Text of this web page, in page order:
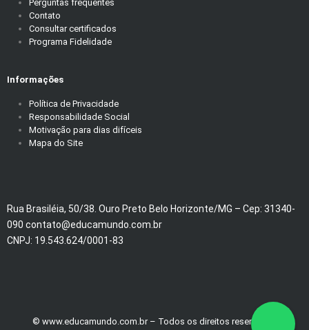
Perguntas frequentes
Contato
Consultar certificados
Programa Fidelidade
Informações
Política de Privacidade
Responsabilidade Social
Motivação para dias difíceis
Mapa do Site
Rua Brasiléia, 50/38. Ouro Preto Belo Horizonte/MG – Cep: 31340-
090 contato@educamundo.com.br
CNPJ: 19.543.624/0001-83
© www.educamundo.com.br – Todos os direitos reservados